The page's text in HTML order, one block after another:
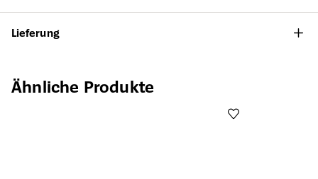
Lieferung
Produktgalerie überspringen
Ähnliche Produkte